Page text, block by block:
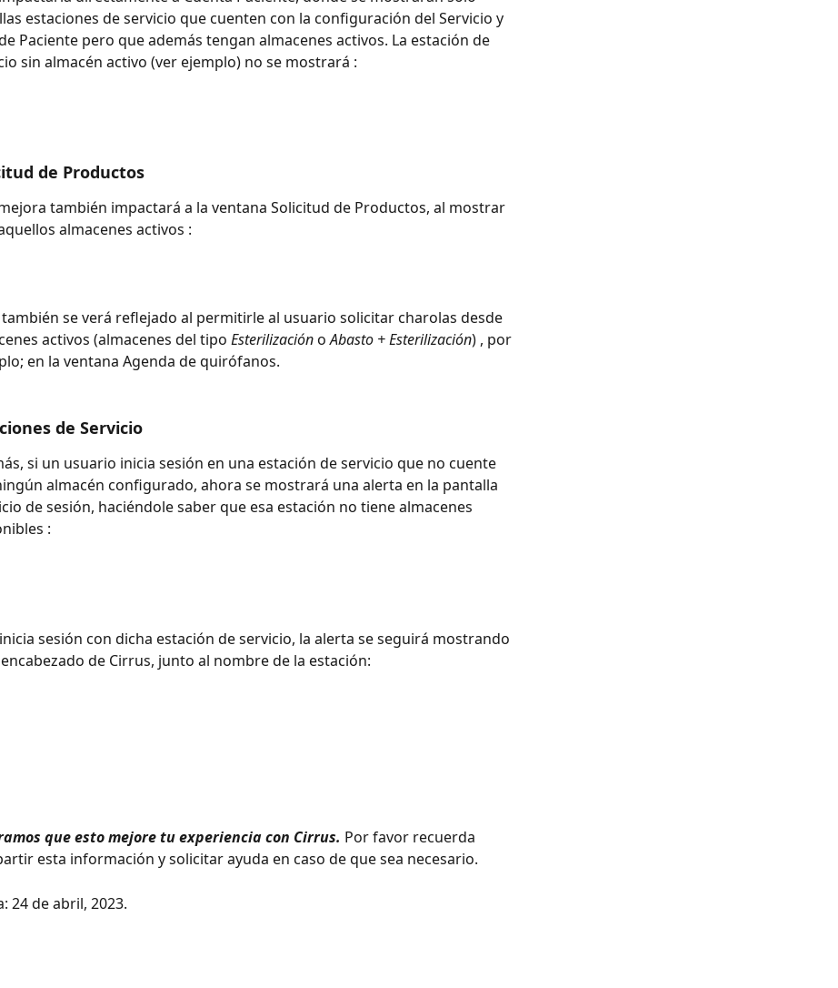
estaciones de servicio que cuenten con la configuración del Servicio y
Paciente pero que además tengan almacenes activos. La estación de
sin almacén activo (ver ejemplo) no se mostrará :
de Productos
también impactará a la ventana Solicitud de Productos, al mostrar
almacenes activos :
también se verá reflejado al permitirle al usuario solicitar charolas desde
activos (almacenes del tipo Esterilización o Abasto + Esterilización) , por
en la ventana Agenda de quirófanos.
de Servicio
si un usuario inicia sesión en una estación de servicio que no cuente
almacén configurado, ahora se mostrará una alerta en la pantalla
de sesión, haciéndole saber que esa estación no tiene almacenes
:
sesión con dicha estación de servicio, la alerta se seguirá mostrando
de Cirrus, junto al nombre de la estación:
que esto mejore tu experiencia con Cirrus. Por favor recuerda
esta información y solicitar ayuda en caso de que sea necesario.
24 de abril, 2023.